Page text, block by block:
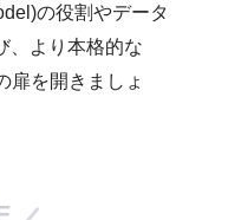
の役割やデータ
、より本格的な
扉を開きましょ